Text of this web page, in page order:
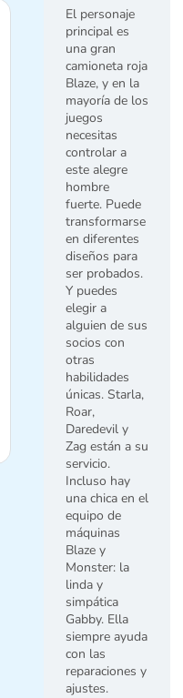
El personaje
principal es
una gran
camioneta roja
Blaze, y en la
mayoría de los
juegos
necesitas
controlar a
este alegre
hombre
fuerte. Puede
transformarse
en diferentes
diseños para
ser probados.
Y puedes
elegir a
alguien de sus
socios con
otras
habilidades
únicas. Starla,
Roar,
Daredevil y
Zag están a su
servicio.
Incluso hay
una chica en el
equipo de
máquinas
Blaze y
Monster: la
linda y
simpática
Gabby. Ella
siempre ayuda
con las
reparaciones y
ajustes.